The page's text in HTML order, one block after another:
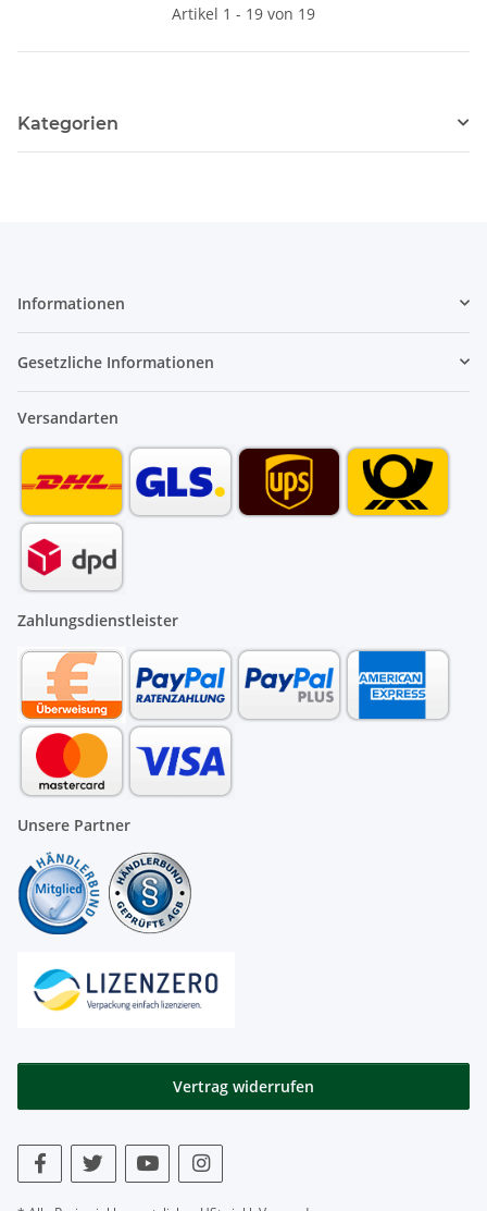
Artikel 1 - 19 von 19
Kategorien
Informationen
Gesetzliche Informationen
Versandarten
Zahlungsdienstleister
Unsere Partner
Vertrag widerrufen